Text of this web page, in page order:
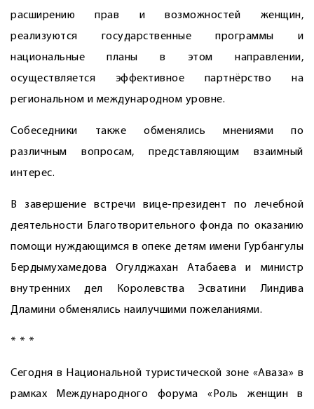
расширению прав и возможностей женщин,
реализуются государственные программы и
национальные планы в этом направлении,
осуществляется эффективное партнёрство на
региональном и международном уровне.
Собеседники также обменялись мнениями по
различным вопросам, представляющим взаимный
интерес.
В завершение встречи вице-президент по лечебной
деятельности Благотворительного фонда по оказанию
помощи нуждающимся в опеке детям имени Гурбангулы
Бердымухамедова ­Огулджахан Атабаева и министр
внутренних дел Королевства Эсватини Линдива
Дламини обменялись наилучшими пожеланиями.
* * *
Сегодня в Национальной туристической зоне ­«Аваза» в
рамках Международного форума «Роль женщин в